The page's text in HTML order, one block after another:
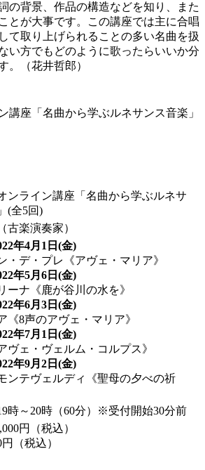
の背景、作品の構造などを知り、また
とが大事です。この講座では主に合唱
て取り上げられることの多い名曲を扱
い方でもどのように歌ったらいいか分
。（花井哲郎）
ンライン講座「名曲から学ぶルネサ
(全5回)
古楽演奏家）
年4月1日(金)
・デ・プレ《アヴェ・マリア》
年5月6日(金)
ーナ《鹿が谷川の水を》
年6月3日(金)
《8声のアヴェ・マリア》
年7月1日(金)
ヴェ・ヴェルム・コルプス》
年9月2日(金)
ンテヴェルディ《聖母の夕べの祈
時～20時（60分）※受付開始30分前
円（税込）
（税込）